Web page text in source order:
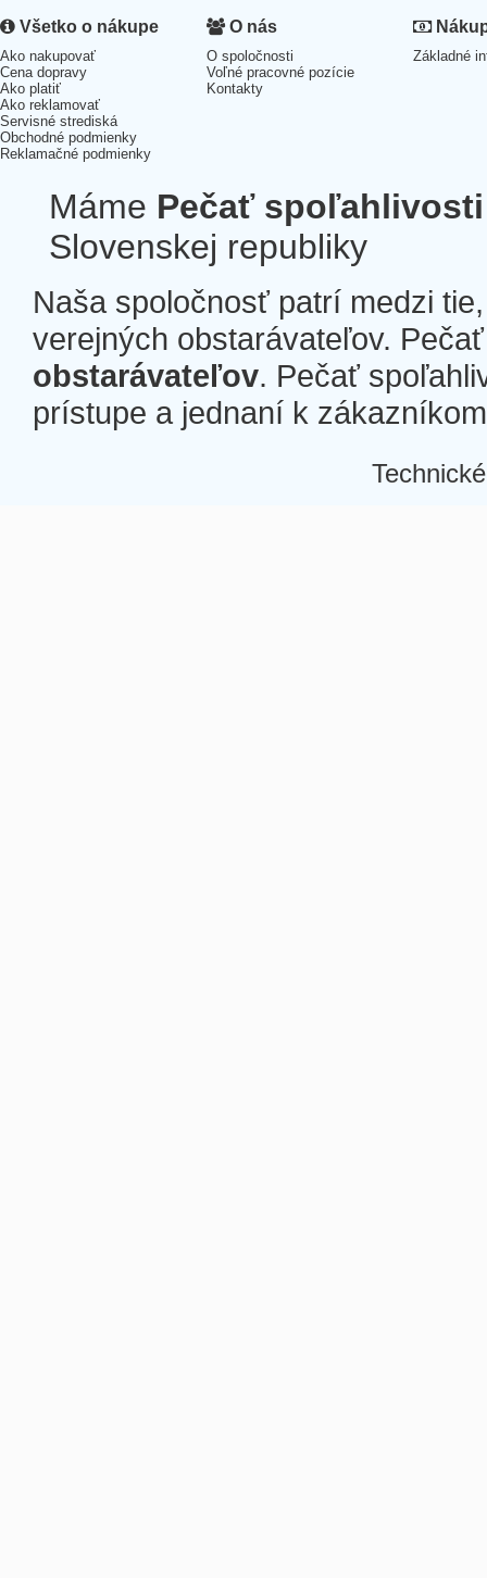
Všetko o nákupe
Ako nakupovať
Cena dopravy
Ako platiť
Ako reklamovať
Servisné strediská
Obchodné podmienky
Reklamačné podmienky
O nás
O spoločnosti
Voľné pracovné pozície
Kontakty
Základné
Máme Pečať spoľahlivosti
Slovenskej republiky
Naša spoločnosť patrí medzi
verejných obstarávateľov.
obstarávateľov. Pečať
prístupe a jednaní k